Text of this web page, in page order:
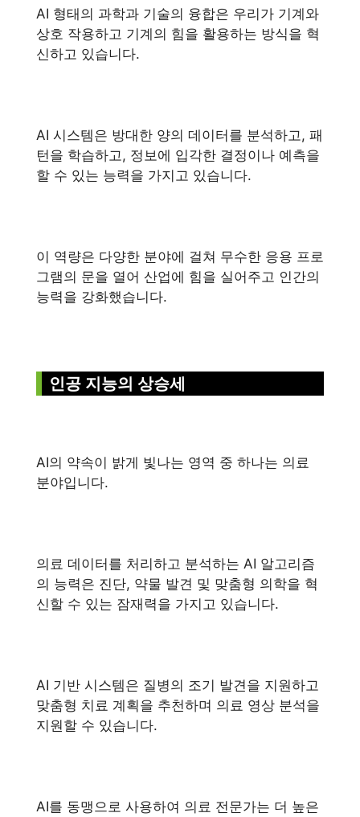
AI 형태의 과학과 기술의 융합은 우리가 기계와
상호 작용하고 기계의 힘을 활용하는 방식을 혁
신하고 있습니다.
AI 시스템은 방대한 양의 데이터를 분석하고, 패
턴을 학습하고, 정보에 입각한 결정이나 예측을
할 수 있는 능력을 가지고 있습니다.
이 역량은 다양한 분야에 걸쳐 무수한 응용 프로
그램의 문을 열어 산업에 힘을 실어주고 인간의
능력을 강화했습니다.
인공 지능의 상승세
AI의 약속이 밝게 빛나는 영역 중 하나는 의료
분야입니다.
의료 데이터를 처리하고 분석하는 AI 알고리즘
의 능력은 진단, 약물 발견 및 맞춤형 의학을 혁
신할 수 있는 잠재력을 가지고 있습니다.
AI 기반 시스템은 질병의 조기 발견을 지원하고
맞춤형 치료 계획을 추천하며 의료 영상 분석을
지원할 수 있습니다.
AI를 동맹으로 사용하여 의료 전문가는 더 높은